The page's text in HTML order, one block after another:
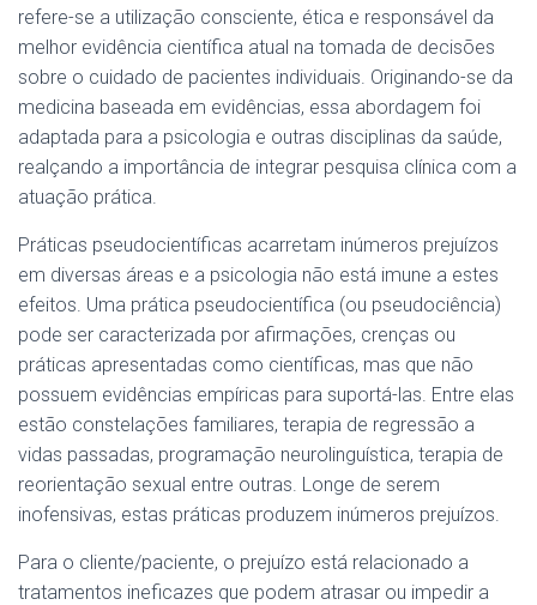
refere-se a utilização consciente, ética e responsável da
melhor evidência científica atual na tomada de decisões
sobre o cuidado de pacientes individuais. Originando-se da
medicina baseada em evidências, essa abordagem foi
adaptada para a psicologia e outras disciplinas da saúde,
realçando a importância de integrar pesquisa clínica com a
atuação prática.
Práticas pseudocientíficas acarretam inúmeros prejuízos
em diversas áreas e a psicologia não está imune a estes
efeitos. Uma prática pseudocientífica (ou pseudociência)
pode ser caracterizada por afirmações, crenças ou
práticas apresentadas como científicas, mas que não
possuem evidências empíricas para suportá-las. Entre elas
estão constelações familiares, terapia de regressão a
vidas passadas, programação neurolinguística, terapia de
reorientação sexual entre outras. Longe de serem
inofensivas, estas práticas produzem inúmeros prejuízos.
Para o cliente/paciente, o prejuízo está relacionado a
tratamentos ineficazes que podem atrasar ou impedir a